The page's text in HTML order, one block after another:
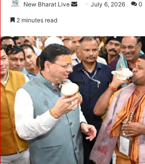
New Bharat Live
d
a
n
m
a
July 6, 2026 0
2 minutes read